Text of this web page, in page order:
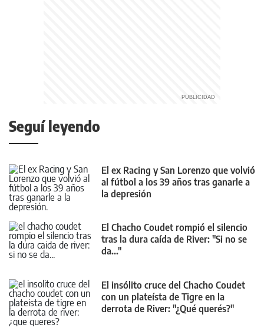
Seguí leyendo
El ex Racing y San Lorenzo que volvió
al fútbol a los 39 años tras ganarle a
la depresión
El Chacho Coudet rompió el silencio
tras la dura caída de River: "Si no se
da..."
El insólito cruce del Chacho Coudet
con un plateísta de Tigre en la
derrota de River: "¿Qué querés?"